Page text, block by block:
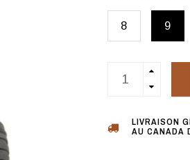
8 9
LIVRAISON
AU CANADA